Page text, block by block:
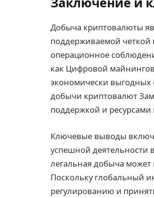
Добыча криптовалюты
поддерживаемой четкой
операционное
как Цифровой
экономически выгодных
добычи криптовалют
поддержкой и
Ключевые выводы
успешной деятельности
легальная добыча может
Поскольку глобальный
регулированию и